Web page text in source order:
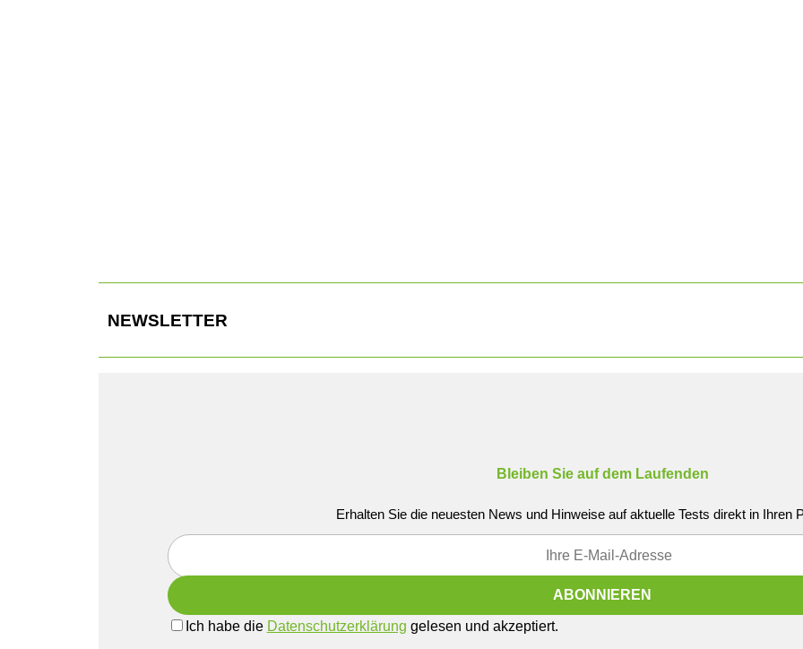
NEWSLETTER
Bleiben Sie auf dem Laufenden
Erhalten Sie die neuesten News und Hinweise auf aktuelle Tests direkt in Ihren
Ich habe die Datenschutzerklärung gelesen und akzeptiert.